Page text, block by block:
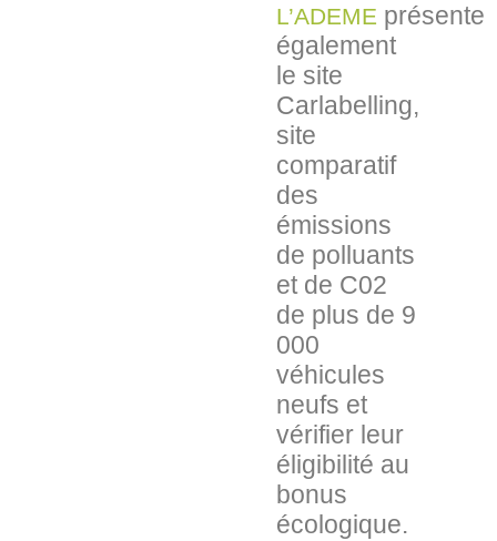
L’ADEME présente
également
le site
Carlabelling,
site
comparatif
des
émissions
de polluants
et de C02
de plus de 9
000
véhicules
neufs et
vérifier leur
éligibilité au
bonus
écologique.